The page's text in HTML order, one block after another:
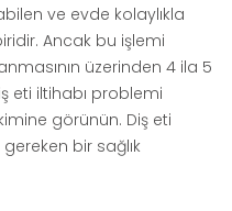
ve evde kolaylıkla
Ancak bu işlemi
üzerinden 4 ila 5
eti iltihabı problemi
görünün. Diş eti
bir sağlık